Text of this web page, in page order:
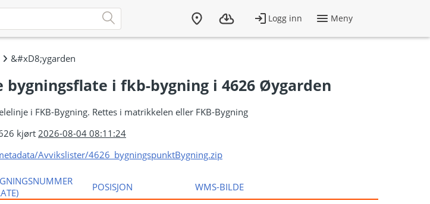
i fkb-bygning i 4626 Øygarden
i FKB-Bygning. Rettes i matrikkelen eller FKB-Bygning
kjørt 2026-08-04 08:11:24
Avvikslister/4626_bygningspunktBygning.zip
POSISJON WMS-BILDE